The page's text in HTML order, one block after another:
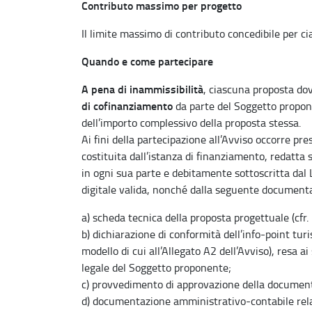
Contributo massimo per progetto
Il limite massimo di contributo concedibile per
Quando e come partecipare
A pena di inammissibilità, ciascuna proposta
di cofinanziamentoda parte del Soggetto
dell’importo complessivo della proposta stessa.
Ai fini della partecipazione all’Avviso occorre
costituita dall’istanza di finanziamento, redatta
in ogni sua parte e debitamente sottoscritta
digitale valida, nonché dalla seguente
a) scheda tecnica della proposta progettuale
b) dichiarazione di conformità dell’info-point
modello di cui all’Allegato A2 dell’Avviso),
legale del Soggetto proponente;
c) provvedimento di approvazione della
d) documentazione amministrativo-contabile